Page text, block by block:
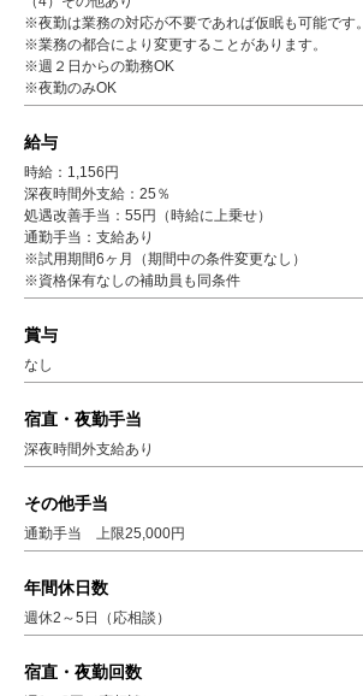
※夜勤は業務の対応が不要であれば仮眠も可能です。
※業務の都合により変更することがあります。
※週２日からの勤務OK
※夜勤のみOK
給与
時給：1,156円
深夜時間外支給：25％
処遇改善手当：55円（時給に上乗せ）
通勤手当：支給あり
※試用期間6ヶ月（期間中の条件変更なし）
※資格保有なしの補助員も同条件
賞与
なし
宿直・夜勤手当
深夜時間外支給あり
その他手当
通勤手当 上限25,000円
年間休日数
週休2～5日（応相談）
宿直・夜勤回数